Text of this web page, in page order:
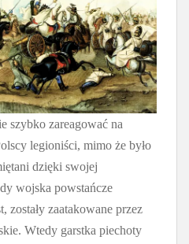
szybko zareagować na
legioniści, mimo że było
dzięki swojej
wojska powstańcze
zostały zaatakowane przez
Wtedy garstka piechoty